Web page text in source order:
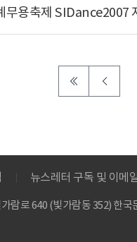
무용축제 SIDance2007
뉴스레터 구독 및 이메
람로 640 (빛가람동 352) 한국